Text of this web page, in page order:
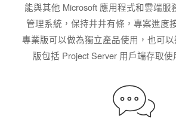
能與其他 Microsoft 應用程式和雲端服
管理系統，保持井井有條，專案進度
專業版可以做為獨立產品使用，也可
版包括 Project Server 用戶端存取使